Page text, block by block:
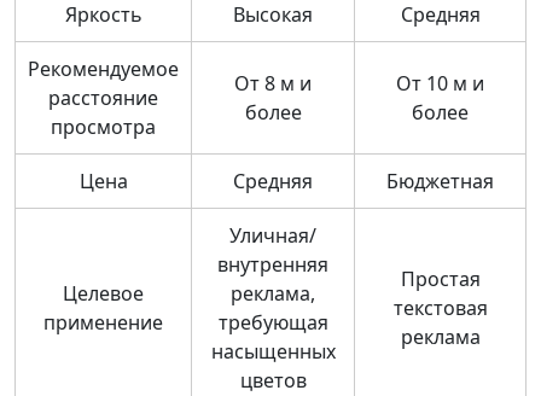
Яркость Высокая Средняя
Рекомендуемое
расстояние
просмотра
От 8 м и
более
От 10 м и
более
Цена Средняя Бюджетная
Целевое
применение
Уличная/
внутренняя
реклама,
требующая
насыщенных
цветов
Простая
текстовая
реклама